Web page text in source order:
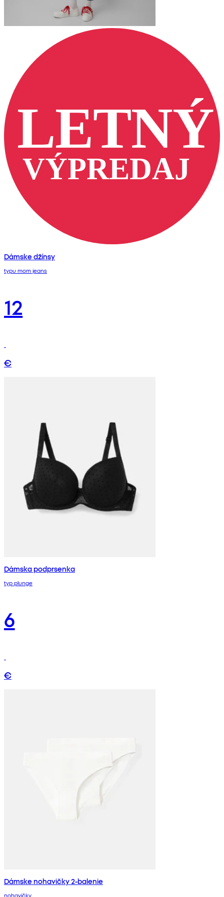
Dámske džínsy
typu mom jeans
12
€
Dámska podprsenka
typ plunge
6
€
Dámske nohavičky 2-balenie
nohavičky